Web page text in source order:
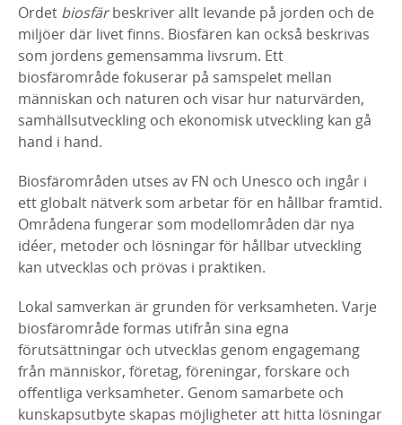
Ordet biosfärbeskriver allt levande på jorden och de
miljöer där livet finns. Biosfären kan också beskrivas
som jordens gemensamma livsrum. Ett
biosfärområde fokuserar på samspelet mellan
människan och naturen och visar hur naturvärden,
samhällsutveckling och ekonomisk utveckling kan gå
hand i hand.
Biosfärområden utses av FN och Unesco och ingår i
ett globalt nätverk som arbetar för en hållbar framtid.
Områdena fungerar som modellområden där nya
idéer, metoder och lösningar för hållbar utveckling
kan utvecklas och prövas i praktiken.
Lokal samverkan är grunden för verksamheten. Varje
biosfärområde formas utifrån sina egna
förutsättningar och utvecklas genom engagemang
från människor, företag, föreningar, forskare och
offentliga verksamheter. Genom samarbete och
kunskapsutbyte skapas möjligheter att hitta lösningar